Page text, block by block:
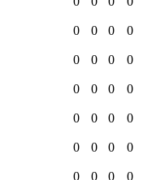
0 0 0 0
0 0 0 0
0 0 0 0
0 0 0 0
0 0 0 0
0 0 0 0